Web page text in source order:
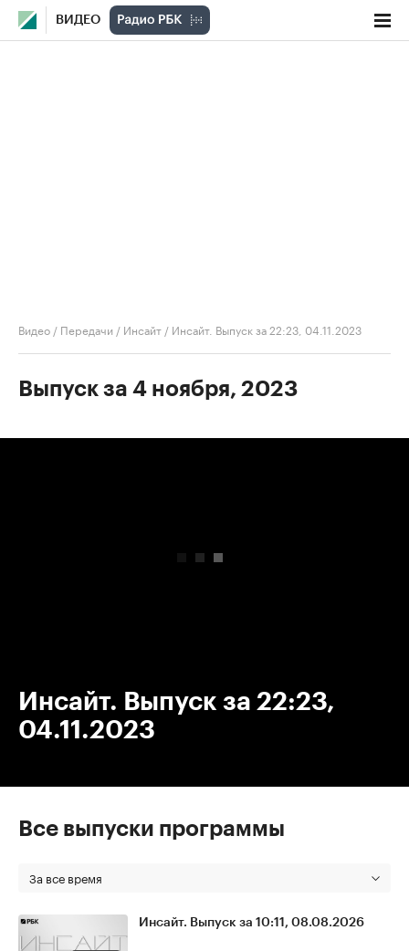
ВИДЕО
Видео / Передачи / Инсайт / Инсайт. Выпуск за 22:23, 04.11.2023
Выпуск за 4 ноября, 2023
Инсайт. Выпуск за 22:23,
04.11.2023
Все выпуски программы
За все время
Инсайт. Выпуск за 10:11, 08.08.2026